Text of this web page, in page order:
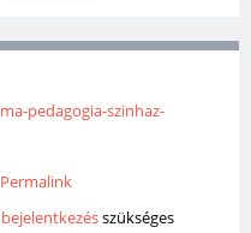
pedagogia-szinhaz-
Permalink
bejelentkezésszükséges